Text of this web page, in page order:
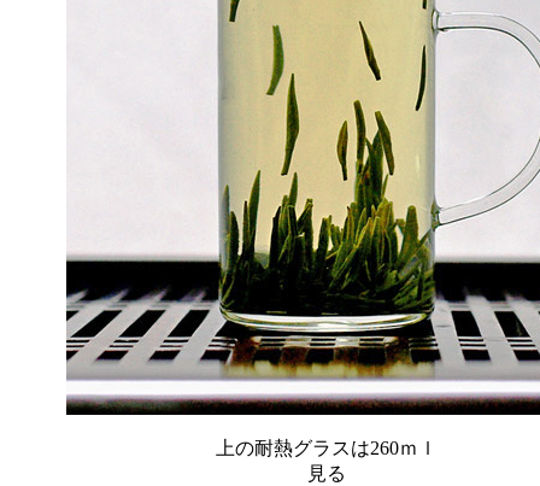
上の耐熱グラスは260ｍｌ
見る